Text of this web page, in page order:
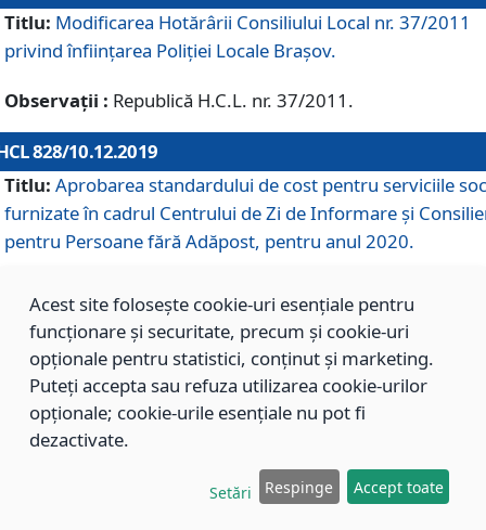
Titlu: Modificarea Hotărârii Consiliului Local nr. 37/2011
privind înființarea Poliției Locale Brașov.
Observații : Republică H.C.L. nr. 37/2011.
828/10.12.2019
Titlu: Aprobarea standardului de cost pentru serviciile
furnizate în cadrul Centrului de Zi de Informare și
pentru Persoane fără Adăpost, pentru anul 2020.
827/10.12.2019
Aprobarea standardului de cost pentru serviciile
furnizate în cadrul Centrului Rezidențial pentru Persoane
Adăpost, pentru anul 2020.
Aprobarea standardului de cost pentru serviciile
Acest site folosește cookie-uri esențiale pentru
funcționare și securitate, precum și cookie-uri
opționale pentru statistici, conținut și marketing.
Puteți accepta sau refuza utilizarea cookie-urilor
opționale; cookie-urile esențiale nu pot fi
dezactivate.
Setări Respinge Accept toate